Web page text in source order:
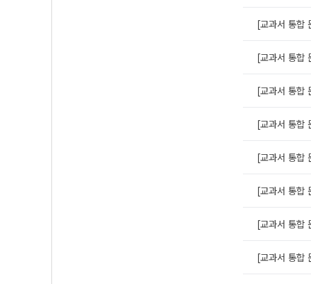
[교과서 통합
[교과서 통합
[교과서 통합
[교과서 통
[교과서 통
[교과서 통
[교과서 통
[교과서 통